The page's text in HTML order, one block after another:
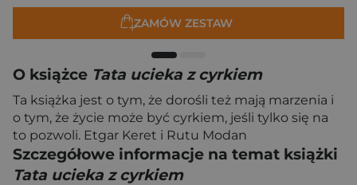
ZAMÓW ZESTAW
O książce Tata ucieka z cyrkiem
Ta książka jest o tym, że dorośli też mają marzenia i
o tym, że życie może być cyrkiem, jeśli tylko się na
to pozwoli. Etgar Keret i Rutu Modan
Szczegółowe informacje na temat książki
Tata ucieka z cyrkiem